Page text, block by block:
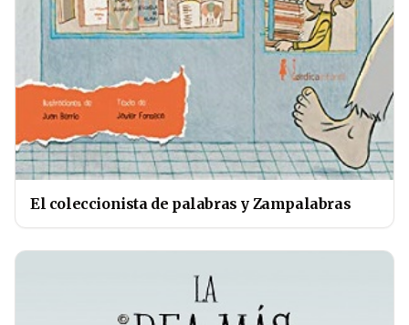
El coleccionista de palabras y Zampalabras